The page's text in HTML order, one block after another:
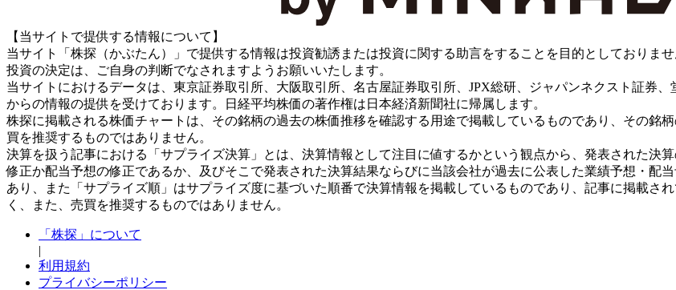
【当サイトで提供する情報について】
当サイト「株探（かぶたん）」で提供する情報は投資勧誘または投資に関する助言をすることを目的としておりませ
投資の決定は、ご自身の判断でなされますようお願いいたします。
当サイトにおけるデータは、東京証券取引所、大阪取引所、名古屋証券取引所、JPX総研、ジャパンネクスト証券、
からの情報の提供を受けております。日経平均株価の著作権は日本経済新聞社に帰属します。
株探に掲載される株価チャートは、その銘柄の過去の株価推移を確認する用途で掲載しているものであり、その銘
買を推奨するものではありません。
決算を扱う記事における「サプライズ決算」とは、決算情報として注目に値するかという観点から、発表された決
修正か配当予想の修正であるか、及びそこで発表された決算結果ならびに当該会社が過去に公表した業績予想・配
あり、また「サプライズ順」はサプライズ度に基づいた順番で決算情報を掲載しているものであり、記事に掲載さ
く、また、売買を推奨するものではありません。
「株探」について
|
利用規約
プライバシーポリシー